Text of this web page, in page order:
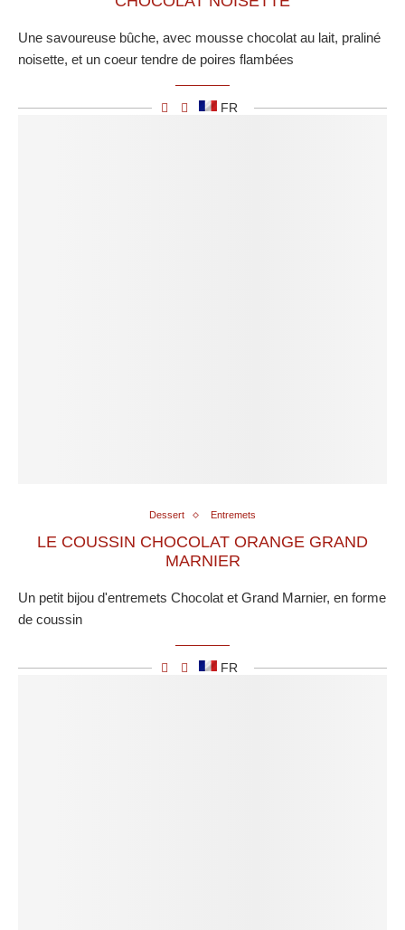
Une savoureuse bûche, avec mousse chocolat au lait, praliné
noisette, et un coeur tendre de poires flambées
FR
Dessert Entremets
LE COUSSIN CHOCOLAT ORANGE GRAND
MARNIER
Un petit bijou d'entremets Chocolat et Grand Marnier, en forme
de coussin
FR